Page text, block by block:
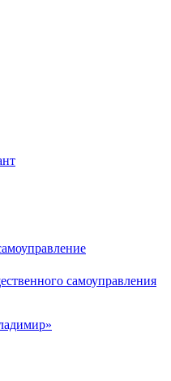
самоуправления